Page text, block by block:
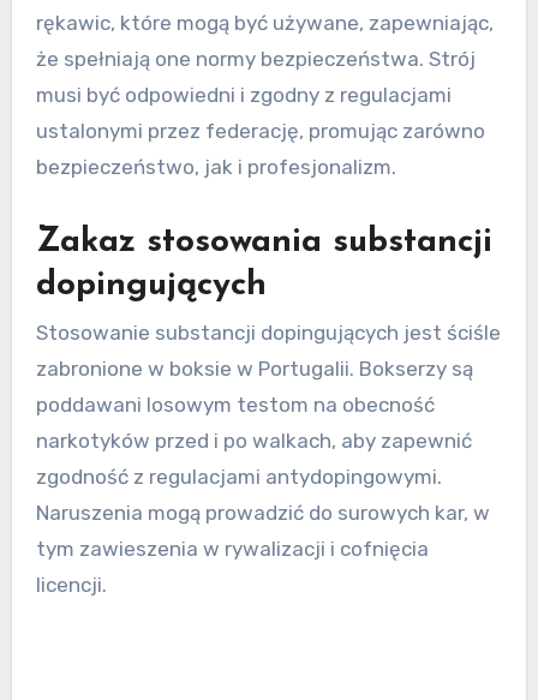
rękawic, które mogą być używane, zapewniając,
że spełniają one normy bezpieczeństwa. Strój
musi być odpowiedni i zgodny z regulacjami
ustalonymi przez federację, promując zarówno
bezpieczeństwo, jak i profesjonalizm.
Zakaz stosowania substancji
dopingujących
Stosowanie substancji dopingujących jest ściśle
zabronione w boksie w Portugalii. Bokserzy są
poddawani losowym testom na obecność
narkotyków przed i po walkach, aby zapewnić
zgodność z regulacjami antydopingowymi.
Naruszenia mogą prowadzić do surowych kar, w
tym zawieszenia w rywalizacji i cofnięcia
licencji.